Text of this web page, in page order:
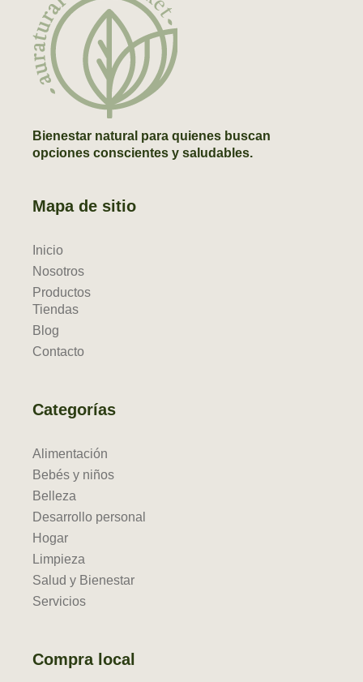
Bienestar natural para quienes buscan
opciones conscientes y saludables.
Mapa de sitio
Inicio
Nosotros
Productos
Tiendas
Blog
Contacto
Categorías
Alimentación
Bebés y niños
Belleza
Desarrollo personal
Hogar
Limpieza
Salud y Bienestar
Servicios
Compra local